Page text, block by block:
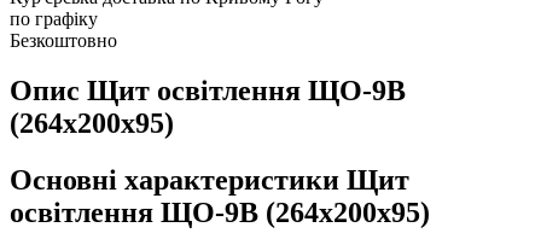
по графіку
Безкоштовно
Опис Щит оcвiтлення ЩО-9В
(264х200х95)
Основні характеристики Щит
оcвiтлення ЩО-9В (264х200х95)